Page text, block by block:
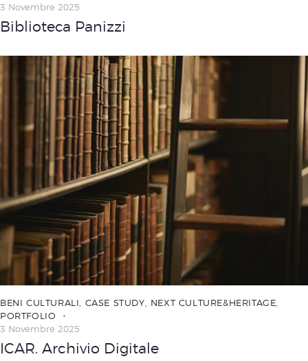
3 Novembre 2025
Biblioteca Panizzi
BENI CULTURALI CASE STUDY NEXT CULTURE&HERITAGE
PORTFOLIO
3 Novembre 2025
ICAR. Archivio Digitale